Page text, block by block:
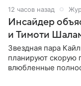
12 часов назад
Инсайдер
и Тимоти
Звездная пара
планируют скорую
влюбленные